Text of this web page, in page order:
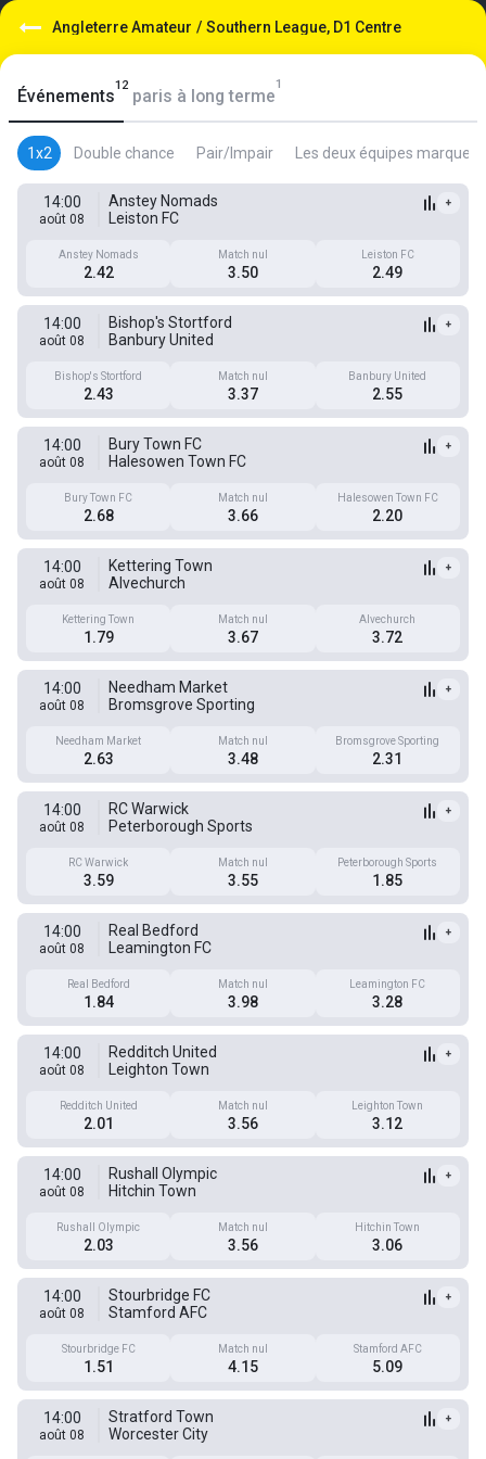
Angleterre Amateur / Southern League, D1 Centre
Événements
12
paris à long terme
1
1x2 Double chance Pair/Impair Les deux équipes marquent
14:00
août 08
Anstey Nomads
Leiston FC
+
Anstey Nomads
2.42
Match nul
3.50
Leiston FC
2.49
14:00
août 08
Bishop's Stortford
Banbury United
+
Bishop's Stortford
2.43
Match nul
3.37
Banbury United
2.55
14:00
août 08
Bury Town FC
Halesowen Town FC
+
Bury Town FC
2.68
Match nul
3.66
Halesowen Town FC
2.20
14:00
août 08
Kettering Town
Alvechurch
+
Kettering Town
1.79
Match nul
3.67
Alvechurch
3.72
14:00
août 08
Needham Market
Bromsgrove Sporting
+
Needham Market
2.63
Match nul
3.48
Bromsgrove Sporting
2.31
14:00
août 08
RC Warwick
Peterborough Sports
+
RC Warwick
3.59
Match nul
3.55
Peterborough Sports
1.85
14:00
août 08
Real Bedford
Leamington FC
+
Real Bedford
1.84
Match nul
3.98
Leamington FC
3.28
14:00
août 08
Redditch United
Leighton Town
+
Redditch United
2.01
Match nul
3.56
Leighton Town
3.12
14:00
août 08
Rushall Olympic
Hitchin Town
+
Rushall Olympic
2.03
Match nul
3.56
Hitchin Town
3.06
14:00
août 08
Stourbridge FC
Stamford AFC
+
Stourbridge FC
1.51
Match nul
4.15
Stamford AFC
5.09
14:00
août 08
Stratford Town
Worcester City
+